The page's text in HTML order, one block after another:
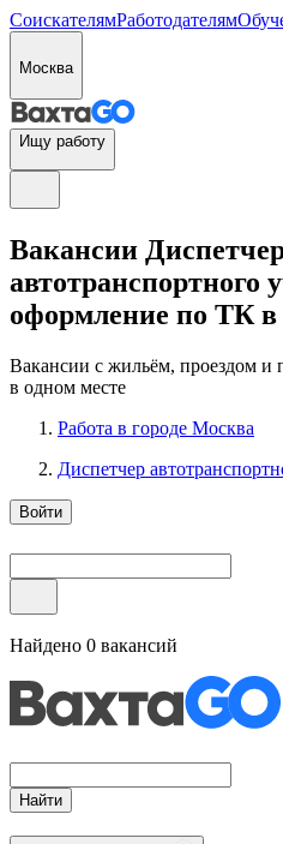
СоискателямРаботодателям
Москва
Ищу работу
Вакансии
автотранспортного
оформление по ТК в
Вакансии с жильём, проездом
в одном месте
Работа в городе Москва
Диспетчер
Войти
Найдено 0 вакансий
Найти